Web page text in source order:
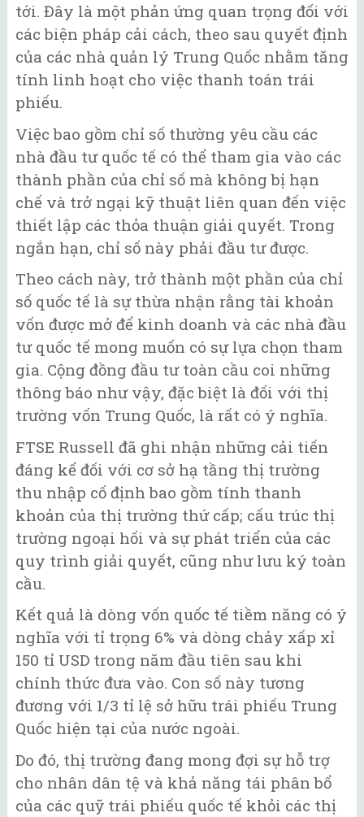
tới. Đây là một phản ứng quan trọng đối với
các biện pháp cải cách, theo sau quyết định
của các nhà quản lý Trung Quốc nhằm tăng
tính linh hoạt cho việc thanh toán trái
phiếu.
Việc bao gồm chỉ số thường yêu cầu các
nhà đầu tư quốc tế có thể tham gia vào các
thành phần của chỉ số mà không bị hạn
chế và trở ngại kỹ thuật liên quan đến việc
thiết lập các thỏa thuận giải quyết. Trong
ngắn hạn, chỉ số này phải đầu tư được.
Theo cách này, trở thành một phần của chỉ
số quốc tế là sự thừa nhận rằng tài khoản
vốn được mở để kinh doanh và các nhà đầu
tư quốc tế mong muốn có sự lựa chọn tham
gia. Cộng đồng đầu tư toàn cầu coi những
thông báo như vậy, đặc biệt là đối với thị
trường vốn Trung Quốc, là rất có ý nghĩa.
FTSE Russell đã ghi nhận những cải tiến
đáng kể đối với cơ sở hạ tầng thị trường
thu nhập cố định bao gồm tính thanh
khoản của thị trường thứ cấp; cấu trúc thị
trường ngoại hối và sự phát triển của các
quy trình giải quyết, cũng như lưu ký toàn
cầu.
Kết quả là dòng vốn quốc tế tiềm năng có ý
nghĩa với tỉ trọng 6% và dòng chảy xấp xỉ
150 tỉ USD trong năm đầu tiên sau khi
chính thức đưa vào. Con số này tương
đương với 1/3 tỉ lệ sở hữu trái phiếu Trung
Quốc hiện tại của nước ngoài.
Do đó, thị trường đang mong đợi sự hỗ trợ
cho nhân dân tệ và khả năng tái phân bổ
của các quỹ trái phiếu quốc tế khỏi các thị